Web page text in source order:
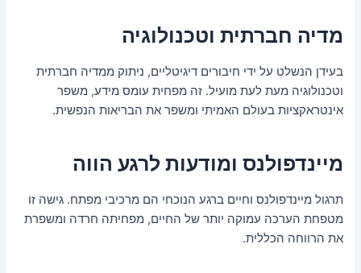
מדיה חברתית וטכנולוגיה
בעידן הנשלט על ידי חיבורים דיגיטליים, ניתוק ממדיה חברתית
וטכנולוגיה מעת לעת מועיל. זה מפחית עומס מידע, משפר
אינטראקציות בעולם האמיתי ומשפר את הבריאות הנפשית.
מיינדפולנס ומודעות לרגע הווה
תרגול מיינדפולנס וחיים ברגע הנוכחי הם מרכיבי מפתח. גישה זו
מטפחת הערכה עמוקה יותר של החיים, מפחיתה חרדה ומשפרת
את הרווחה הכללית.